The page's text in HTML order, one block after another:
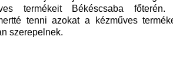
termékeit Békéscsaba főterén.
tenni azokat a kézműves
szerepelnek.